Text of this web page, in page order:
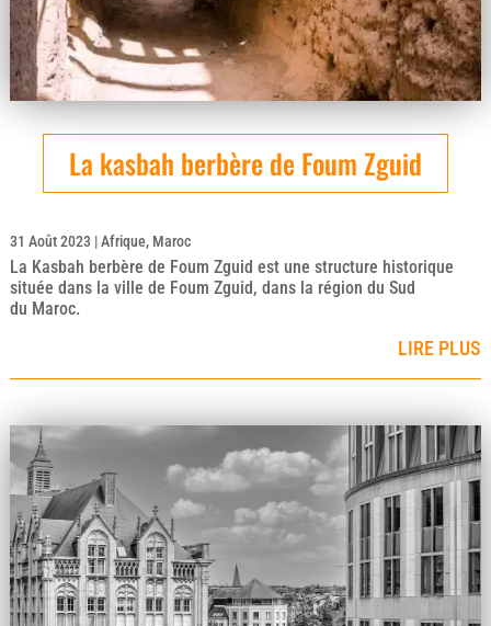
La kasbah berbère de Foum Zguid
31 Août 2023|Afrique, Maroc
La Kasbah berbère de Foum Zguid est une structure historique
située dans la ville de Foum Zguid, dans la région du Sud
du Maroc.
LIRE PLUS